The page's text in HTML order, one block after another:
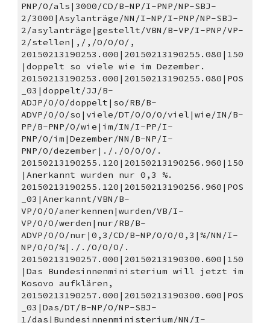
PNP/O/als|3000/CD/B-NP/I-PNP/NP-SBJ-
2/3000|Asylanträge/NN/I-NP/I-PNP/NP-SBJ-
2/asylanträge|gestellt/VBN/B-VP/I-PNP/VP-
2/stellen|,/,/O/O/O/,
20150213190253.000|20150213190255.080|150
|doppelt so viele wie im Dezember.
20150213190253.000|20150213190255.080|POS
_03|doppelt/JJ/B-
ADJP/O/O/doppelt|so/RB/B-
ADVP/O/O/so|viele/DT/O/O/O/viel|wie/IN/B-
PP/B-PNP/O/wie|im/IN/I-PP/I-
PNP/O/im|Dezember/NN/B-NP/I-
PNP/O/dezember|././O/O/O/.
20150213190255.120|20150213190256.960|150
|Anerkannt wurden nur 0,3 %.
20150213190255.120|20150213190256.960|POS
_03|Anerkannt/VBN/B-
VP/O/O/anerkennen|wurden/VB/I-
VP/O/O/werden|nur/RB/B-
ADVP/O/O/nur|0,3/CD/B-NP/O/O/0,3|%/NN/I-
NP/O/O/%|././O/O/O/.
20150213190257.000|20150213190300.600|150
|Das Bundesinnenministerium will jetzt im
Kosovo aufklären,
20150213190257.000|20150213190300.600|POS
_03|Das/DT/B-NP/O/NP-SBJ-
1/das|Bundesinnenministerium/NN/I-